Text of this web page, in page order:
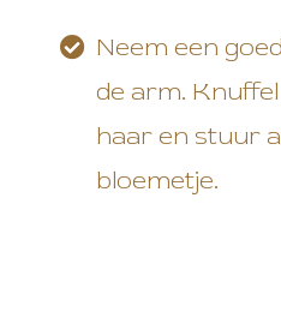
Neem een
de arm.
haar en stuur
bloemetje.